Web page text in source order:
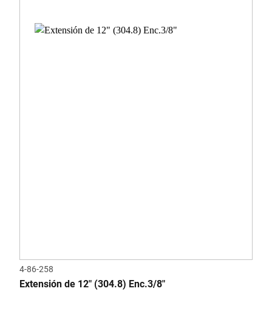
4-86-258
Extensión de 12" (304.8) Enc.3/8"